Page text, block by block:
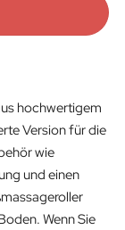
hochwertigem
Version für die
wie
und einen
Wenn Sie